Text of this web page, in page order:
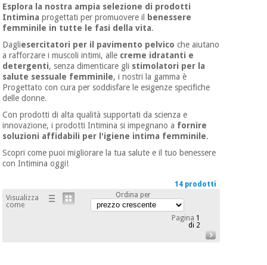
Offerte
Outlet
Fisaude
Academy
mediche
Medicina
tradizionale
cinese
Mobili
clinici
Armadi
terapeutici
Materiale
protezione
dei
Offerte
Outlet
Fisaude
Tech
Odontoiatria
Attrezzature
mediche
Medicina
cinese
Mobili
clinici
Armadi
Esplora la nostra ampia selezione di prodotti
Intimina progettati per promuovere il benessere
femminile in tutte le fasi della vita.
Dagliesercitatori per il pavimento pelvico che aiutano
a rafforzare i muscoli intimi, alle creme idratanti e
detergenti, senza dimenticare gli stimolatori per la
salute sessuale femminile, i nostri la gamma è
Progettato con cura per soddisfare le esigenze specifiche
delle donne.
Con prodotti di alta qualità supportati da scienza e
innovazione, i prodotti Intimina si impegnano a fornire
soluzioni affidabili per l'igiene intima femminile.
Scopri come puoi migliorare la tua salute e il tuo benessere
con Intimina oggi!
14 prodotti
Visualizza
come
Ordina per
Pagina 1
di 2